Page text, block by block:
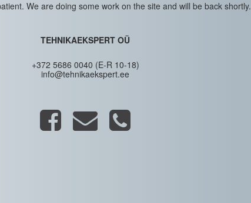
We are doing some work on the site and will be back shortly.
TEHNIKAEKSPERT OÜ
+372 5686 0040 (E-R 10-18)
info@tehnikaekspert.ee